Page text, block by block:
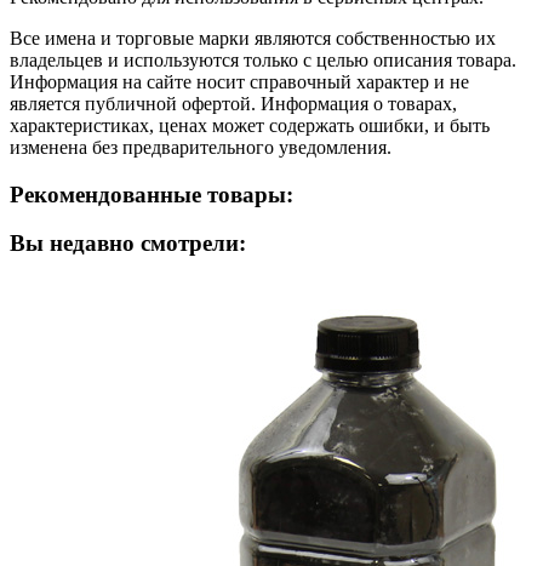
Все имена и торговые марки являются собственностью их
владельцев и используются только с целью описания товара.
Информация на сайте носит справочный характер и не
является публичной офертой. Информация о товарах,
характеристиках, ценах может содержать ошибки, и быть
изменена без предварительного уведомления.
Рекомендованные товары:
Вы недавно смотрели: